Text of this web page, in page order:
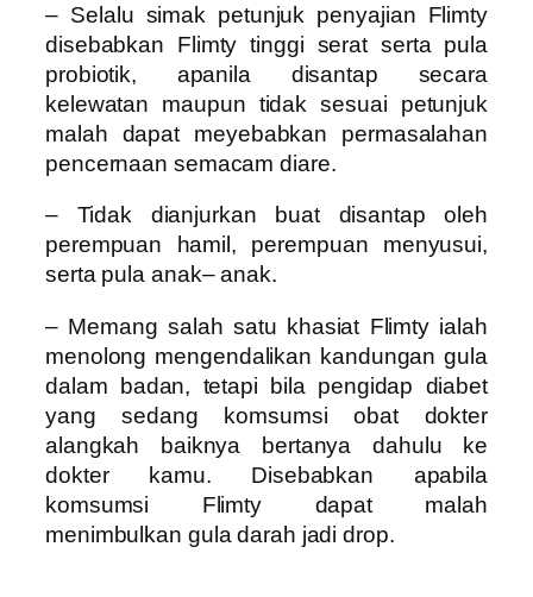
– Selalu simak petunjuk penyajian Flimty
disebabkan Flimty tinggi serat serta pula
probiotik, apanila disantap secara
kelewatan maupun tidak sesuai petunjuk
malah dapat meyebabkan permasalahan
pencernaan semacam diare.
– Tidak dianjurkan buat disantap oleh
perempuan hamil, perempuan menyusui,
serta pula anak– anak.
– Memang salah satu khasiat Flimty ialah
menolong mengendalikan kandungan gula
dalam badan, tetapi bila pengidap diabet
yang sedang komsumsi obat dokter
alangkah baiknya bertanya dahulu ke
dokter kamu. Disebabkan apabila
komsumsi Flimty dapat malah
menimbulkan gula darah jadi drop.